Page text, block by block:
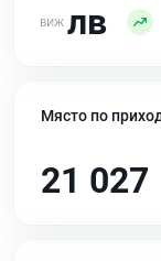
лв
Място по
21 027